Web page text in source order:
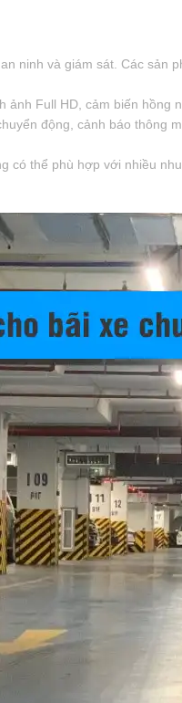
ninh và giám sát. Các
Full HD, cảm biến
động, cảnh báo
thể phù hợp với nhiều